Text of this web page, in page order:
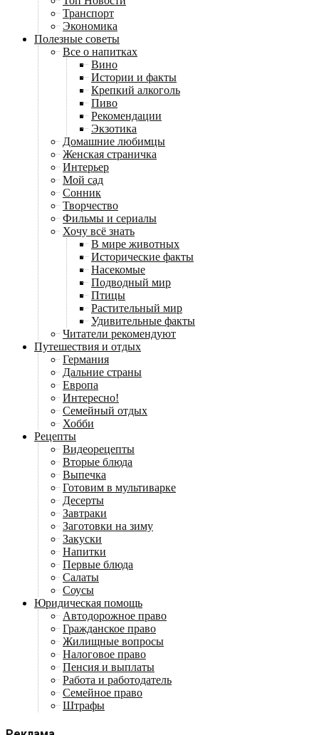
Транспорт
Экономика
Полезные советы
Все о напитках
Вино
Истории и факты
Крепкий алкоголь
Пиво
Рекомендации
Экзотика
Домашние любимцы
Женская страничка
Интерьер
Мой сад
Сонник
Творчество
Фильмы и сериалы
Хочу всё знать
В мире животных
Исторические факты
Насекомые
Подводный мир
Птицы
Растительный мир
Удивительные факты
Читатели рекомендуют
Путешествия и отдых
Германия
Дальние страны
Европа
Интересно!
Семейный отдых
Хобби
Рецепты
Видеорецепты
Вторые блюда
Выпечка
Готовим в мультиварке
Десерты
Завтраки
Заготовки на зиму
Закуски
Напитки
Первые блюда
Салаты
Соусы
Юридическая помощь
Автодорожное право
Гражданское право
Жилищные вопросы
Налоговое право
Пенсия и выплаты
Работа и работодатель
Семейное право
Штрафы